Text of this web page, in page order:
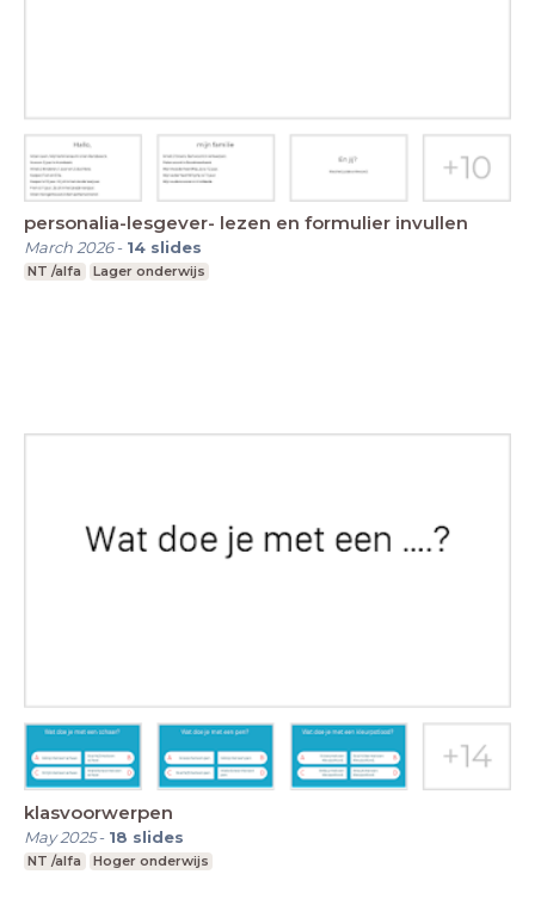
personalia-lesgever- lezen en formulier invullen
March 2026- 14 slides
NT /alfa Lager onderwijs
klasvoorwerpen
May 2025- 18 slides
NT /alfa Hoger onderwijs